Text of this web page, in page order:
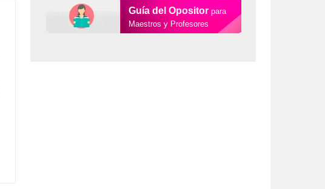
Guía del Opositor para
Maestros y Profesores